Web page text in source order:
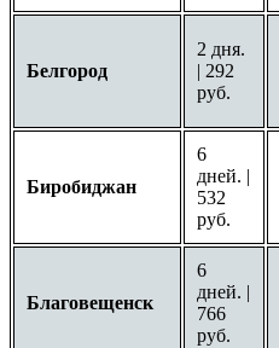
Белгород
2 дня.
| 292
руб.
Биробиджан
6
дней. |
532
руб.
Благовещенск
6
дней. |
766
руб.